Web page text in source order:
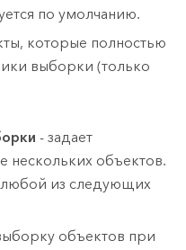
по умолчанию.
которые полностью
выборки (только
- задает
нескольких объектов.
из следующих
объектов при